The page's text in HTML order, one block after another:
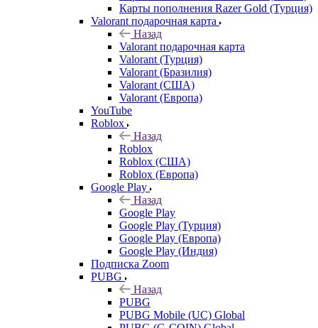
Карты пополнения Razer Gold (Турция)
Valorant подарочная карта
Назад
Valorant подарочная карта
Valorant (Турция)
Valorant (Бразилия)
Valorant (США)
Valorant (Европа)
YouTube
Roblox
Назад
Roblox
Roblox (США)
Roblox (Европа)
Google Play
Назад
Google Play
Google Play (Турция)
Google Play (Европа)
Google Play (Индия)
Подписка Zoom
PUBG
Назад
PUBG
PUBG Mobile (UC) Global